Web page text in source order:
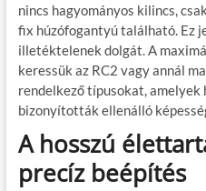
nincs hagyományos kilincs,
fix húzófogantyú található. Ez
illetéktelenek dolgát. A
keressük az RC2 vagy annál
rendelkező típusokat,
bizonyították ellenálló
A hosszú
precíz beépítés